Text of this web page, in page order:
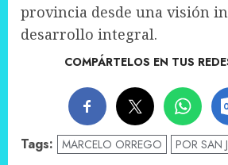
provincia desde una visión
desarrollo integral.
COMPÁRTELOS EN TUS
Tags: MARCELO ORREGO POR SAN